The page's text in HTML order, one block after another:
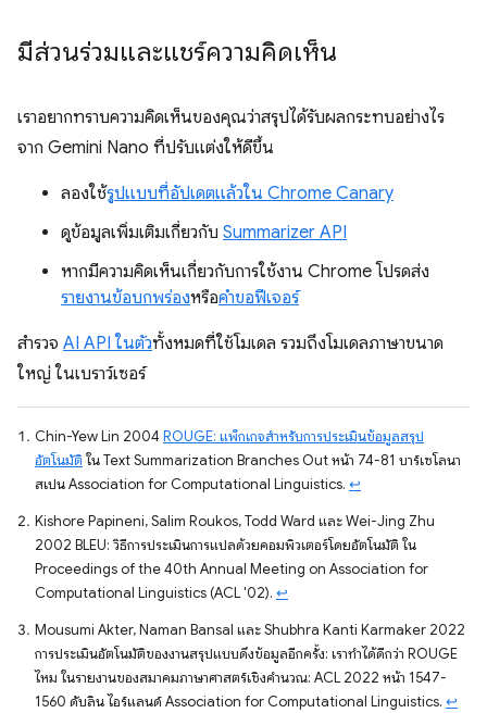
มีส่วนร่วมและแชร์ความคิดเห็น
เราอยากทราบความคิดเห็นของคุณว่าสรุปได้รับผลกระทบอย่างไร
จาก Gemini Nano ที่ปรับแต่งให้ดีขึ้น
ลองใช้รูปแบบที่อัปเดตแล้วใน Chrome Canary
ดูข้อมูลเพิ่มเติมเกี่ยวกับ Summarizer API
หากมีความคิดเห็นเกี่ยวกับการใช้งาน Chrome โปรดส่ง
รายงานข้อบกพร่องหรือคำขอฟีเจอร์
สำรวจ AI API ในตัวทั้งหมดที่ใช้โมเดล รวมถึงโมเดลภาษาขนาด
ใหญ่ ในเบราว์เซอร์
Chin-Yew Lin 2004 ROUGE: แพ็กเกจสำหรับการประเมินข้อมูลสรุป
อัตโนมัติ ใน Text Summarization Branches Out หน้า 74-81 บาร์เซโลนา
สเปน Association for Computational Linguistics. ↩
Kishore Papineni, Salim Roukos, Todd Ward และ Wei-Jing Zhu
2002 BLEU: วิธีการประเมินการแปลด้วยคอมพิวเตอร์โดยอัตโนมัติ ใน
Proceedings of the 40th Annual Meeting on Association for
Computational Linguistics (ACL '02). ↩
Mousumi Akter, Naman Bansal และ Shubhra Kanti Karmaker 2022
การประเมินอัตโนมัติของงานสรุปแบบดึงข้อมูลอีกครั้ง: เราทำได้ดีกว่า ROUGE
ไหม ในรายงานของสมาคมภาษาศาสตร์เชิงคำนวณ: ACL 2022 หน้า 1547-
1560 ดับลิน ไอร์แลนด์ Association for Computational Linguistics. ↩